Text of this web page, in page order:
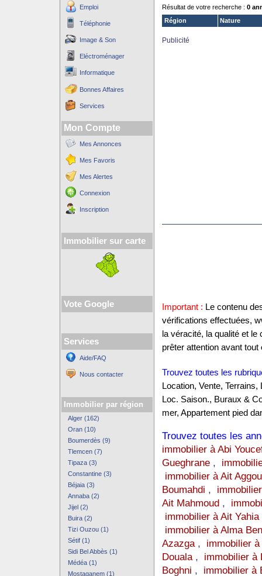
Emploi
Téléphonie
Image & Son
Eléctroménager
Informatique
Bonnes Affaires
Services
Mon Compte
Mes Annonces
Mes Favoris
Mes Alertes
Connexion
Inscription
Immobilier sur carte
Vote Google
Services
Aide/FAQ
Nous contacter
Immobilier par région
Alger (162)
Oran (10)
Boumerdès (9)
Tlemcen (7)
Tipaza (3)
Constantine (3)
Béjaia (3)
Annaba (2)
Jijel (2)
Buira (2)
Tizi Ouzou (1)
Sétif (1)
Sidi Bel Abbès (1)
Médéa (1)
Mostaganem (1)
Résultat de votre recherche : 0
Région
Nature
Publicité
Important : Le contenu
vérifications effectuées,
la véracité, la qualité et
prêter attention avant tout
Trouvez toutes les
Location, Vente,
Loc. Saison., Buraux &
mer, Appartement pied
Trouvez toutes les
immobilier à Abi
Gueghrane,
immobilier à Ait
Boumahdi ,
Ait Mahmoud,
immobilier à Ait Yahia
immobilier à Alma
Azazga, immobilier
Douala, immobilier à
Boghni , immobilier à